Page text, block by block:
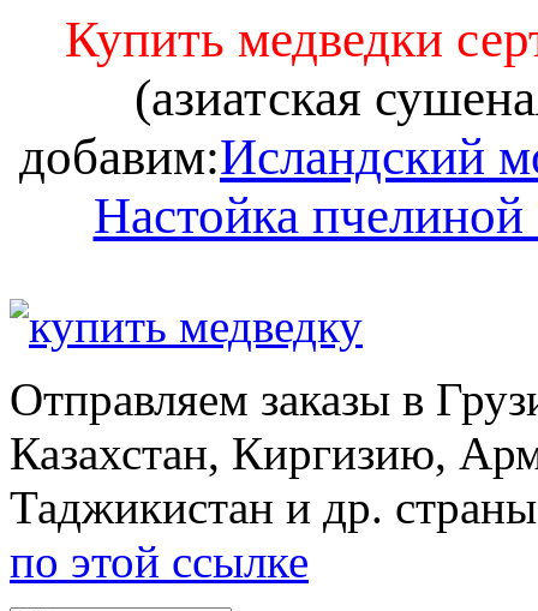
Купить медведки
(азиатская
добавим:Исландский
Настойка пчелиной
Отправляем заказы в
Казахстан, Киргизию,
Таджикистан и др.
по этой ссылке